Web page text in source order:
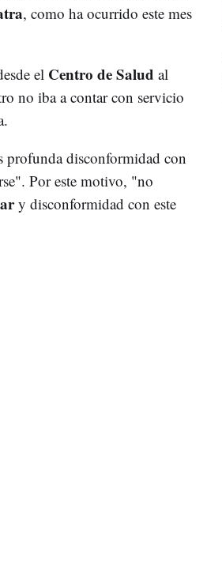
, como ha ocurrido este mes
el Centro de Salud al
no iba a contar con servicio
profunda disconformidad con
Por este motivo, "no
y disconformidad con este